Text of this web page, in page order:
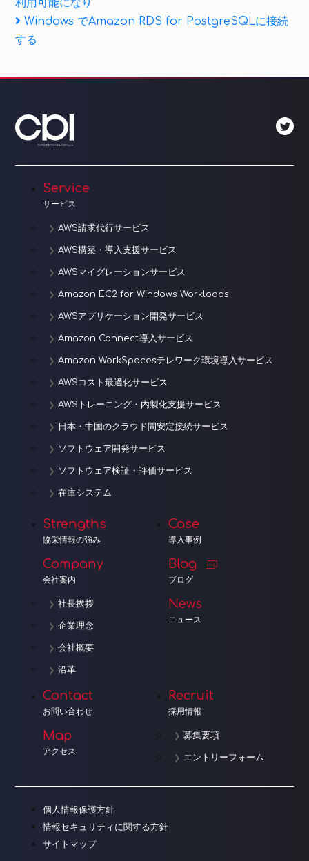
稿
ナ
ー
シ
ョ
ン
利用可能になり
Next
Post
Windows でAmazon RDS for PostgreSQLに接続
する
Service
サービス
AWS請求代行サービス
AWS構築・導入支援サービス
AWSマイグレーションサービス
Amazon EC2 for Windows Workloads
AWSアプリケーション開発サービス
Amazon Connect導入サービス
Amazon WorkSpacesテレワーク環境導入サービス
AWSコスト最適化サービス
AWSトレーニング・内製化支援サービス
日本・中国のクラウド間安定接続サービス
ソフトウェア開発サービス
ソフトウェア検証・評価サービス
在庫システム
Strengths
協栄情報の強み
Company
会社案内
社長挨拶
企業理念
会社概要
沿革
Case
導入事例
Blog
ブログ
News
ニュース
Contact
お問い合わせ
Map
アクセス
Recruit
採用情報
募集要項
エントリーフォーム
個人情報保護方針
情報セキュリティに関する方針
サイトマップ